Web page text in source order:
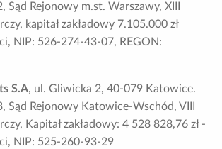
Sąd Rejonowy m.st. Warszawy, XIII
kapitał zakładowy 7.105.000 zł
NIP: 526-274-43-07, REGON:
S.A, ul. Gliwicka 2, 40-079 Katowice.
Sąd Rejonowy Katowice-Wschód, VIII
Kapitał zakładowy: 4 528 828,76 zł -
NIP: 525-260-93-29